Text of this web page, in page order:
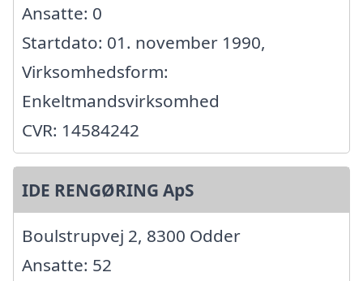
Ansatte: 0
Startdato: 01. november 1990,
Virksomhedsform:
Enkeltmandsvirksomhed
CVR: 14584242
IDE RENGØRING ApS
Boulstrupvej 2, 8300 Odder
Ansatte: 52